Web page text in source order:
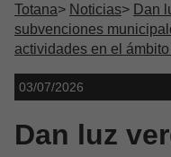
Totana Noticias
Dan
subvenciones
actividades en el
03/07/2026
Dan luz